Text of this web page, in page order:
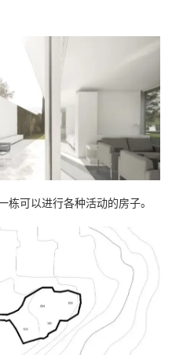
栋可以进行各种活动的房子。